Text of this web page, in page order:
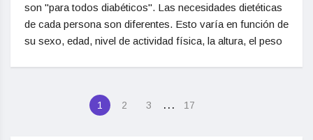
son "para todos diabéticos". Las necesidades dietéticas
de cada persona son diferentes. Esto varía en función de
su sexo, edad, nivel de actividad física, la altura, el peso
1 2 3 … 17